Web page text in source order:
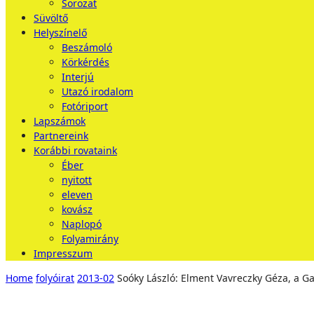
Sorozat
Süvöltő
Helyszínelő
Beszámoló
Körkérdés
Interjú
Utazó irodalom
Fotóriport
Lapszámok
Partnereink
Korábbi rovataink
Éber
nyitott
eleven
kovász
Naplopó
Folyamirány
Impresszum
Home folyóirat 2013-02 Soóky László: Elment Vavreczky Géza, a